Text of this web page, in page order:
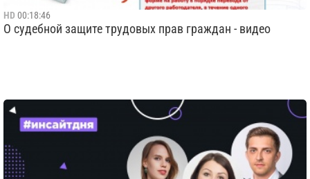
HD 00:18:46
О судебной​ защите​ трудовых прав граждан - видео